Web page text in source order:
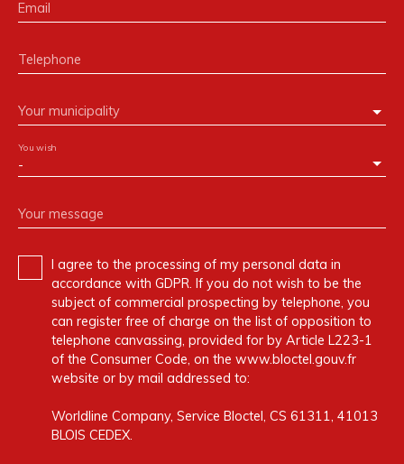
Email
Telephone
Your municipality
-
You wish
Your message
I agree to the processing of my personal data in
accordance with GDPR. If you do not wish to be the
subject of commercial prospecting by telephone, you
can register free of charge on the list of opposition to
telephone canvassing, provided for by Article L223-1
of the Consumer Code, on the www.bloctel.gouv.fr
website or by mail addressed to:
Worldline Company, Service Bloctel, CS 61311, 41013
BLOIS CEDEX.